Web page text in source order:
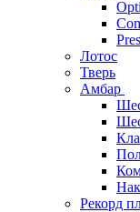
Лотос
Тверь
Амбар
Рекорд